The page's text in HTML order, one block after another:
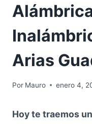
Arias
Por Mauro enero 4,
Hoy te traemos